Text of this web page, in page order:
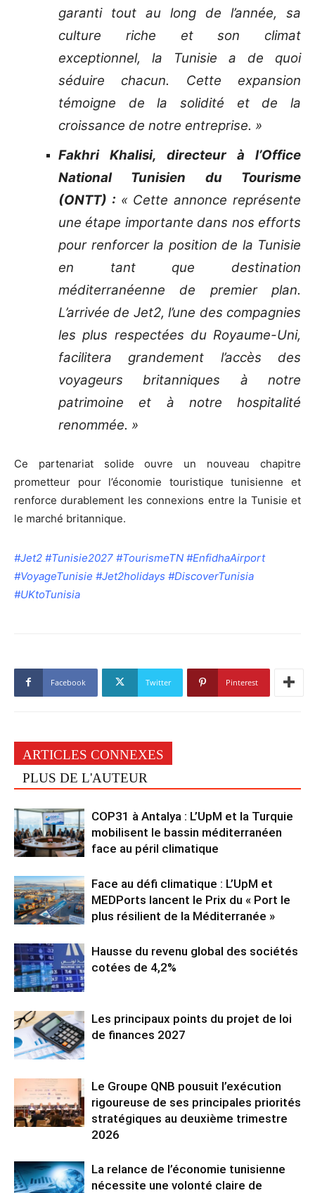
garanti tout au long de l’année, sa
culture riche et son climat
exceptionnel, la Tunisie a de quoi
séduire chacun. Cette expansion
témoigne de la solidité et de la
croissance de notre entreprise. »
Fakhri Khalisi, directeur à l’Office
National Tunisien du Tourisme
(ONTT) : « Cette annonce représente
une étape importante dans nos efforts
pour renforcer la position de la Tunisie
en tant que destination
méditerranéenne de premier plan.
L’arrivée de Jet2, l’une des compagnies
les plus respectées du Royaume-Uni,
facilitera grandement l’accès des
voyageurs britanniques à notre
patrimoine et à notre hospitalité
renommée. »
Ce partenariat solide ouvre un nouveau chapitre
prometteur pour l’économie touristique tunisienne et
renforce durablement les connexions entre la Tunisie et
le marché britannique.
#Jet2 #Tunisie2027 #TourismeTN #EnfidhaAirport
#VoyageTunisie #Jet2holidays #DiscoverTunisia
#UKtoTunisia
Facebook Twitter Pinterest
ARTICLES CONNEXES
PLUS DE L'AUTEUR
COP31 à Antalya : L’UpM et la Turquie
mobilisent le bassin méditerranéen
face au péril climatique
Face au défi climatique : L’UpM et
MEDPorts lancent le Prix du « Port le
plus résilient de la Méditerranée »
Hausse du revenu global des sociétés
cotées de 4,2%
Les principaux points du projet de loi
de finances 2027
Le Groupe QNB pousuit l’exécution
rigoureuse de ses principales priorités
stratégiques au deuxième trimestre
2026
La relance de l’économie tunisienne
nécessite une volonté claire de